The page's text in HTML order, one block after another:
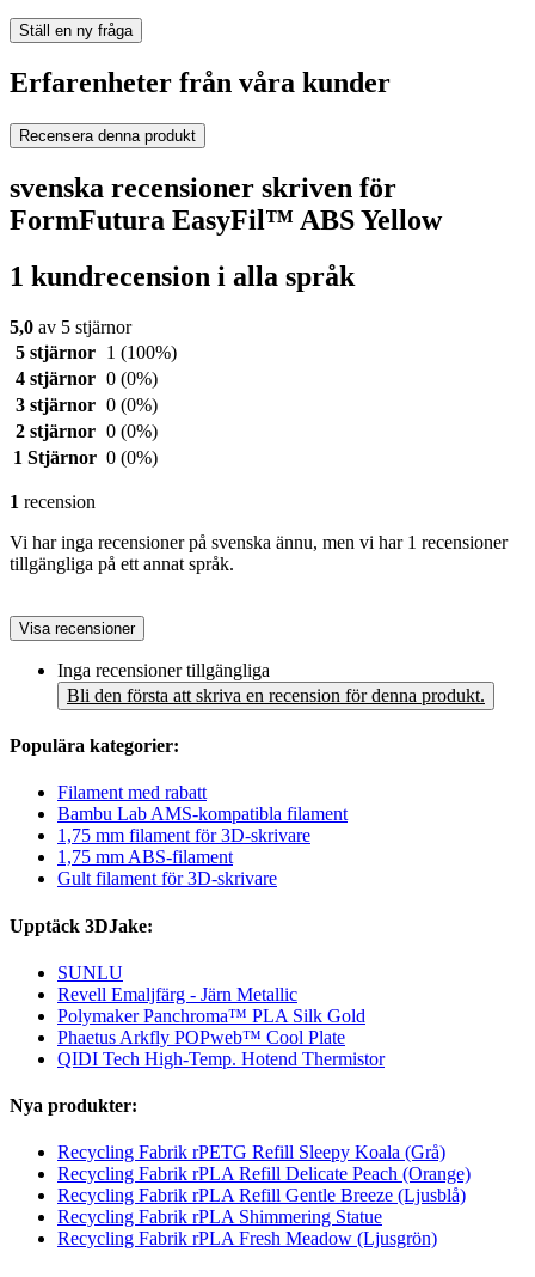
Ställ en ny fråga
Erfarenheter från våra kunder
Recensera denna produkt
svenska recensioner skriven för
FormFutura EasyFil™ ABS Yellow
1 kundrecension i alla språk
5,0 av 5 stjärnor
5 stjärnor
1 (100%)
4 stjärnor 0 (0%)
3 stjärnor 0 (0%)
2 stjärnor 0 (0%)
1 Stjärnor 0 (0%)
1 recension
Vi har inga recensioner på svenska ännu, men vi har 1 recensioner
tillgängliga på ett annat språk.
Visa recensioner
Inga recensioner tillgängliga
Bli den första att skriva en recension för denna produkt.
Populära kategorier:
Filament med rabatt
Bambu Lab AMS-kompatibla filament
1,75 mm filament för 3D-skrivare
1,75 mm ABS-filament
Gult filament för 3D-skrivare
Upptäck 3DJake:
SUNLU
Revell Emaljfärg - Järn Metallic
Polymaker Panchroma™ PLA Silk Gold
Phaetus Arkfly POPweb™ Cool Plate
QIDI Tech High-Temp. Hotend Thermistor
Nya produkter:
Recycling Fabrik rPETG Refill Sleepy Koala (Grå)
Recycling Fabrik rPLA Refill Delicate Peach (Orange)
Recycling Fabrik rPLA Refill Gentle Breeze (Ljusblå)
Recycling Fabrik rPLA Shimmering Statue
Recycling Fabrik rPLA Fresh Meadow (Ljusgrön)